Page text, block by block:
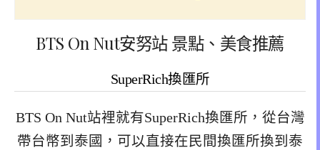
BTS On Nut安努站 景點、美食推薦
SuperRich換匯所
BTS On Nut站裡就有SuperRich換匯所，從台灣
帶台幣到泰國，可以直接在民間換匯所換到泰